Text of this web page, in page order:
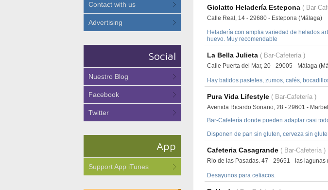
Contact with us
Advertising
Social
Nuestro Blog
Facebook
Twitter
App
Support App iTunes
Giolatto Heladería Estepona ( Bar-
Calle Real, 14 - 29680 - Estepona (Málaga)
Heladería con amplia variedad de helados
huevo. Muy recomendable
La Bella Julieta ( Bar-Cafetería )
Calle Puerta del Mar, 20 - 29005 - Málaga
Hay batidos pasteles, zumos, cafés,
Pura Vida Lifestyle ( Bar-Cafetería )
Avenida Ricardo Soriano, 28 - 29601 -
Bar-Cafetería donde pueden adaptar casi
Disponen de pan sin gluten, cerveza sin
Cafeteria Casagrande ( Bar-Cafetería )
Rio de las Pasadas. 47 - 29651 - las lagunas
Desayunos para celiacos.